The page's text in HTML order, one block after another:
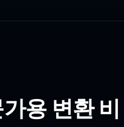
용 변환 비